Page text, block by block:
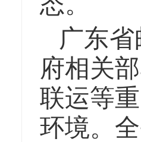
广东
府相关
联运等
环境。